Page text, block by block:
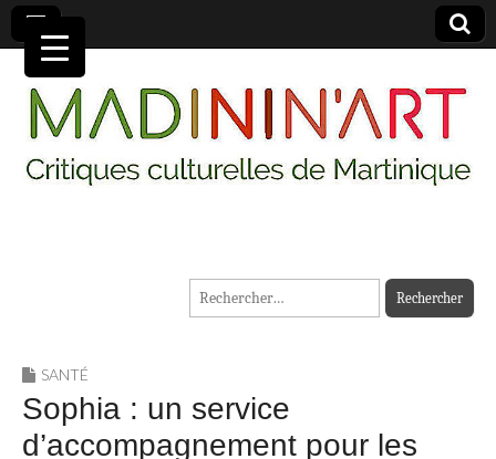
MADININ'ART
Rechercher :
SANTÉ
Sophia : un service
d’accompagnement pour les